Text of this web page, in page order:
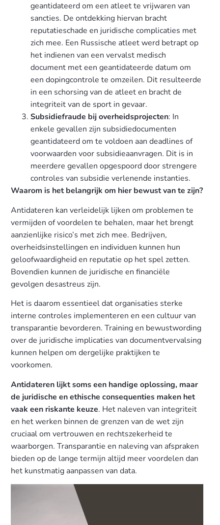
geantidateerd om een atleet te vrijwaren van
sancties. De ontdekking hiervan bracht
reputatieschade en juridische complicaties met
zich mee. Een Russische atleet werd betrapt op
het indienen van een vervalst medisch
document met een geantidateerde datum om
een dopingcontrole te omzeilen. Dit resulteerde
in een schorsing van de atleet en bracht de
integriteit van de sport in gevaar.
Subsidiefraude bij overheidsprojecten: In
enkele gevallen zijn subsidiedocumenten
geantidateerd om te voldoen aan deadlines of
voorwaarden voor subsidieaanvragen. Dit is in
meerdere gevallen opgespoord door strengere
controles van subsidie verlenende instanties.
Waarom is het belangrijk om hier bewust van te zijn?
Antidateren kan verleidelijk lijken om problemen te
vermijden of voordelen te behalen, maar het brengt
aanzienlijke risico’s met zich mee. Bedrijven,
overheidsinstellingen en individuen kunnen hun
geloofwaardigheid en reputatie op het spel zetten.
Bovendien kunnen de juridische en financiële
gevolgen desastreus zijn.
Het is daarom essentieel dat organisaties sterke
interne controles implementeren en een cultuur van
transparantie bevorderen. Training en bewustwording
over de juridische implicaties van documentvervalsing
kunnen helpen om dergelijke praktijken te
voorkomen.
Antidateren lijkt soms een handige oplossing, maar
de juridische en ethische consequenties maken het
vaak een riskante keuze. Het naleven van integriteit
en het werken binnen de grenzen van de wet zijn
cruciaal om vertrouwen en rechtszekerheid te
waarborgen. Transparantie en naleving van afspraken
bieden op de lange termijn altijd meer voordelen dan
het kunstmatig aanpassen van data.